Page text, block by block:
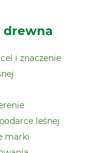
drewna
i znaczenie
leśnej
marki